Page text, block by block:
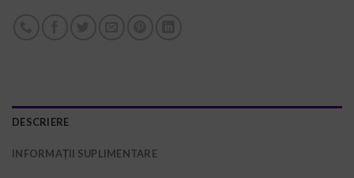
DESCRIERE
INFORMAȚII SUPLIMENTARE